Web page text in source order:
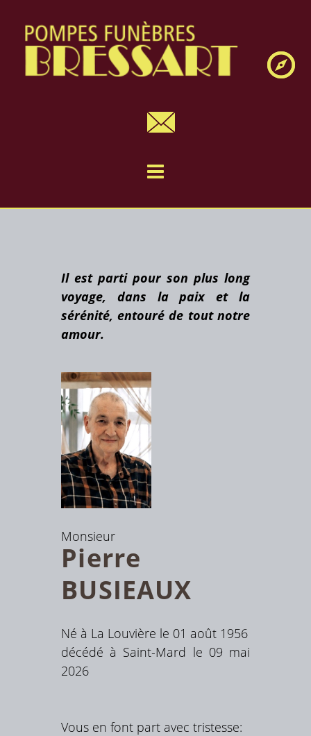
Il est parti pour son plus long
voyage, dans la paix et la
sérénité, entouré de tout notre
amour.
Monsieur
Pierre
BUSIEAUX
Né à La Louvière le 01 août 1956
décédé à Saint-Mard le 09 mai
2026
Vous en font part avec tristesse: